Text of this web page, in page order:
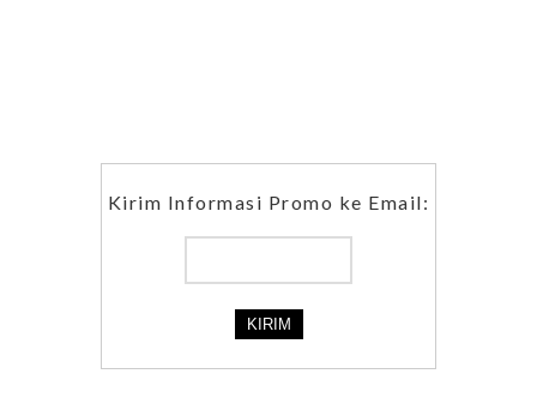
Kirim Informasi Promo ke Email: